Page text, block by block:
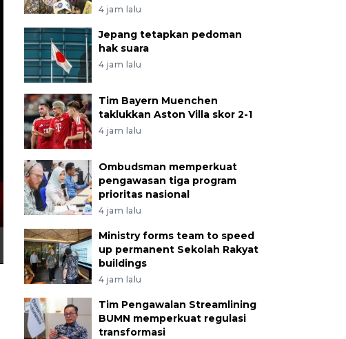
4 jam lalu
Jepang tetapkan pedoman
hak suara
4 jam lalu
Tim Bayern Muenchen
taklukkan Aston Villa skor 2-1
4 jam lalu
Ombudsman memperkuat
pengawasan tiga program
prioritas nasional
4 jam lalu
Ministry forms team to speed
up permanent Sekolah Rakyat
buildings
4 jam lalu
Tim Pengawalan Streamlining
BUMN memperkuat regulasi
transformasi